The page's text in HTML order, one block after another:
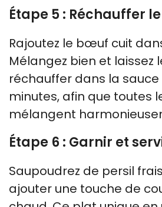
Étape 5 : Réchauffer
Rajoutez le bœuf cuit
Mélangez bien et laissez
réchauffer dans la
minutes, afin que toutes
mélangent
Étape 6 : Garnir et
Saupoudrez de persil
ajouter une touche de